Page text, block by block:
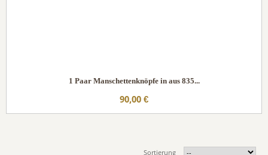
1 Paar Manschettenknöpfe in aus 835...
90,00 €
Sortierung